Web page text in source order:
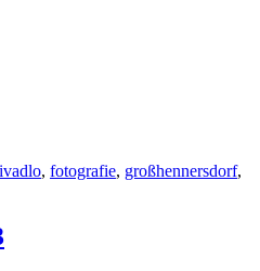
, fotografie, großhennersdorf,